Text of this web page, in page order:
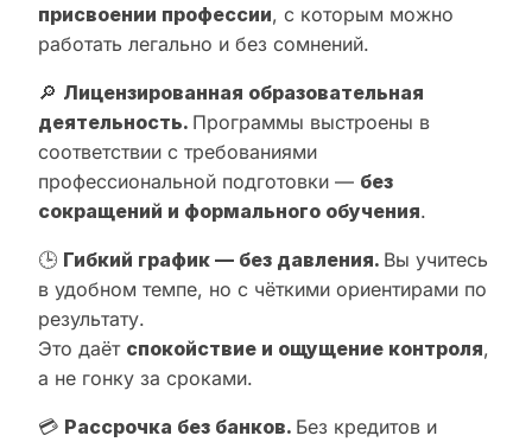
присвоении профессии, с которым можно
работать легально и без сомнений.
🔎 Лицензированная образовательная
деятельность. Программы выстроены в
соответствии с требованиями
профессиональной подготовки — без
сокращений и формального обучения.
🕒 Гибкий график — без давления. Вы учитесь
в удобном темпе, но с чёткими ориентирами по
результату.
Это даёт спокойствие и ощущение контроля,
а не гонку за сроками.
💳 Рассрочка без банков. Без кредитов и